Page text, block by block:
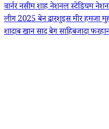
वार्नरनसीम शाहनेशनल स्टेडियम
लीग 2025बेन द्वारशुइसमीर हमजा
शादाब खानसाद बेगसाहिबजादा